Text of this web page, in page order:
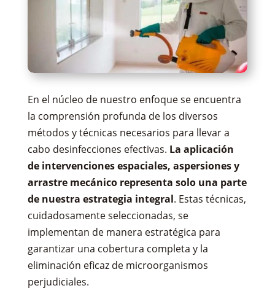
En el núcleo de nuestro enfoque se encuentra
la comprensión profunda de los diversos
métodos y técnicas necesarios para llevar a
cabo desinfecciones efectivas. La aplicación
de intervenciones espaciales, aspersiones y
arrastre mecánico representa solo una parte
de nuestra estrategia integral. Estas técnicas,
cuidadosamente seleccionadas, se
implementan de manera estratégica para
garantizar una cobertura completa y la
eliminación eficaz de microorganismos
perjudiciales.